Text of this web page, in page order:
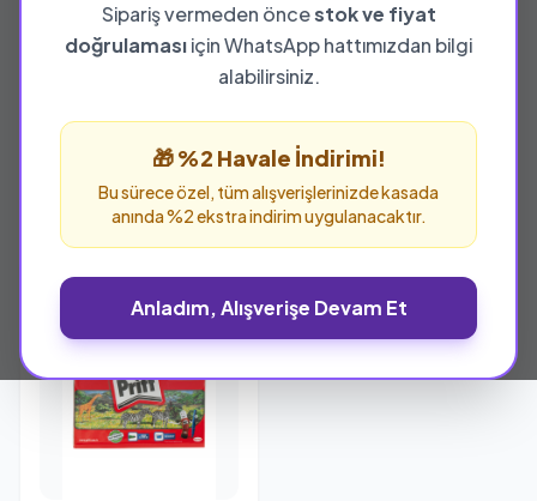
Sipariş vermeden öncestok ve fiyat
doğrulamasıiçin WhatsApp hattımızdan bilgi
alabilirsiniz.
🎁 %2 Havale İndirimi!
Bu sürece özel, tüm alışverişlerinizde kasada
anında %2 ekstra indirim uygulanacaktır.
Anladım, Alışverişe Devam Et
YAYINEVI
Pritt
Pritt yayınevine ait tüm eserleri bu sayfada
inceleyebilir ve güvenle sipariş verebilirsiniz.